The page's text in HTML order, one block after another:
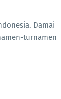
Damai
turnamen